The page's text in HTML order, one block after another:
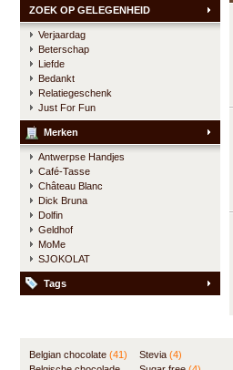
ZOEK OP GELEGENHEID
Verjaardag
Beterschap
Liefde
Bedankt
Relatiegeschenk
Just For Fun
Merken
Antwerpse Handjes
Café-Tasse
Château Blanc
Dick Bruna
Dolfin
Geldhof
MoMe
SJOKOLAT
Tags
Belgian chocolate (41)
Stevia (4)